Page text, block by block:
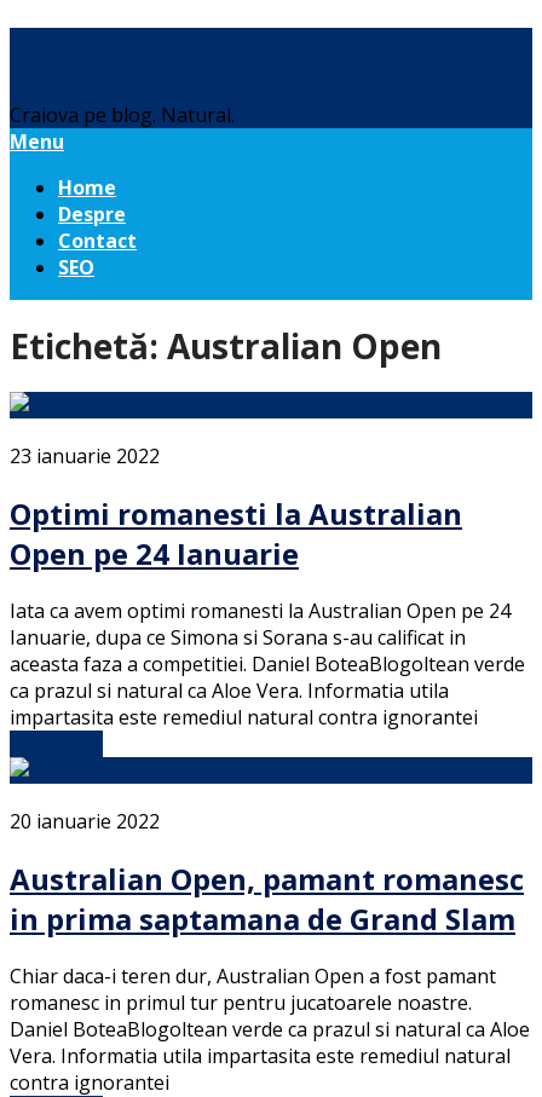
Craiova pe blog. Natural.
Menu
Home
Despre
Contact
SEO
Etichetă: Australian Open
23 ianuarie 2022
Optimi romanesti la Australian
Open pe 24 Ianuarie
Iata ca avem optimi romanesti la Australian Open pe 24
Ianuarie, dupa ce Simona si Sorana s-au calificat in
aceasta faza a competitiei. Daniel BoteaBlogoltean verde
ca prazul si natural ca Aloe Vera. Informatia utila
impartasita este remediul natural contra ignorantei
20 ianuarie 2022
Australian Open, pamant romanesc
in prima saptamana de Grand Slam
Chiar daca-i teren dur, Australian Open a fost pamant
romanesc in primul tur pentru jucatoarele noastre.
Daniel BoteaBlogoltean verde ca prazul si natural ca Aloe
Vera. Informatia utila impartasita este remediul natural
contra ignorantei